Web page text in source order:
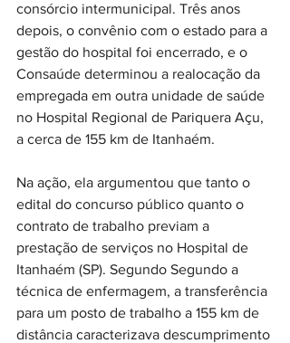
consórcio intermunicipal. Três anos
depois, o convênio com o estado para a
gestão do hospital foi encerrado, e o
Consaúde determinou a realocação da
empregada em outra unidade de saúde
no Hospital Regional de Pariquera Açu,
a cerca de 155 km de Itanhaém.
Na ação, ela argumentou que tanto o
edital do concurso público quanto o
contrato de trabalho previam a
prestação de serviços no Hospital de
Itanhaém (SP). Segundo Segundo a
técnica de enfermagem, a transferência
para um posto de trabalho a 155 km de
distância caracterizava descumprimento